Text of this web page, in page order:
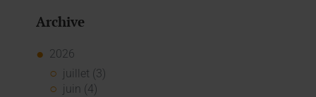
Archive
2026
juillet (3)
juin (4)